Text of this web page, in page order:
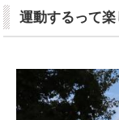
運動するって